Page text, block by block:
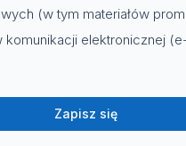
(w tym materiałów
elektronicznej
Zapisz się